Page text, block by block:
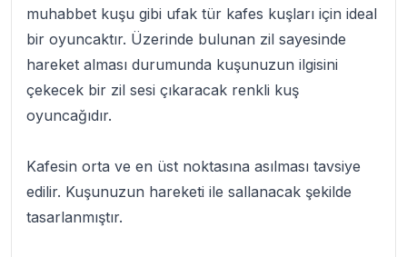
muhabbet kuşu gibi ufak tür kafes kuşları için ideal
bir oyuncaktır. Üzerinde bulunan zil sayesinde
hareket alması durumunda kuşunuzun ilgisini
çekecek bir zil sesi çıkaracak renkli kuş
oyuncağıdır.
Kafesin orta ve en üst noktasına asılması tavsiye
edilir. Kuşunuzun hareketi ile sallanacak şekilde
tasarlanmıştır.